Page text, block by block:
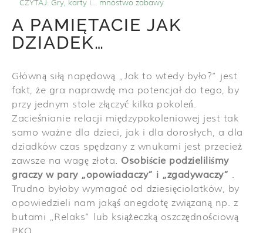
CZYTAJ: Gry, karty i… mnóstwo zabawy
A PAMIĘTACIE JAK
DZIADEK…
Główną siłą napędową „Jak to wtedy było?” jest
fakt, że gra naprawdę ma potencjał do tego, by
przy jednym stole złączyć kilka pokoleń.
Zacieśnianie relacji międzypokoleniowej jest tak
samo ważne dla dzieci, jak i dla dorosłych, a dla
dziadków czas spędzany z wnukami jest przecież
zawsze na wagę złota. Osobiście podzieliliśmy
graczy w pary „opowiadaczy” i „zgadywaczy” .
Trudno byłoby wymagać od dziesięciolatków, by
opowiedzieli nam jakąś anegdotę związaną np. z
butami „Relaks” lub książeczką oszczędnościową